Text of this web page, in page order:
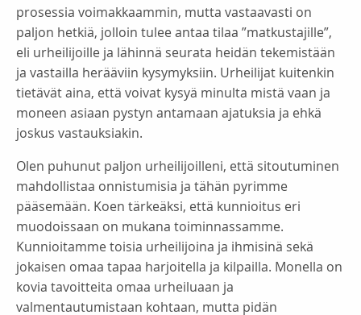
prosessia voimakkaammin, mutta vastaavasti on
paljon hetkiä, jolloin tulee antaa tilaa ”matkustajille”,
eli urheilijoille ja lähinnä seurata heidän tekemistään
ja vastailla herääviin kysymyksiin. Urheilijat kuitenkin
tietävät aina, että voivat kysyä minulta mistä vaan ja
moneen asiaan pystyn antamaan ajatuksia ja ehkä
joskus vastauksiakin.
Olen puhunut paljon urheilijoilleni, että sitoutuminen
mahdollistaa onnistumisia ja tähän pyrimme
pääsemään. Koen tärkeäksi, että kunnioitus eri
muodoissaan on mukana toiminnassamme.
Kunnioitamme toisia urheilijoina ja ihmisinä sekä
jokaisen omaa tapaa harjoitella ja kilpailla. Monella on
kovia tavoitteita omaa urheiluaan ja
valmentautumistaan kohtaan, mutta pidän